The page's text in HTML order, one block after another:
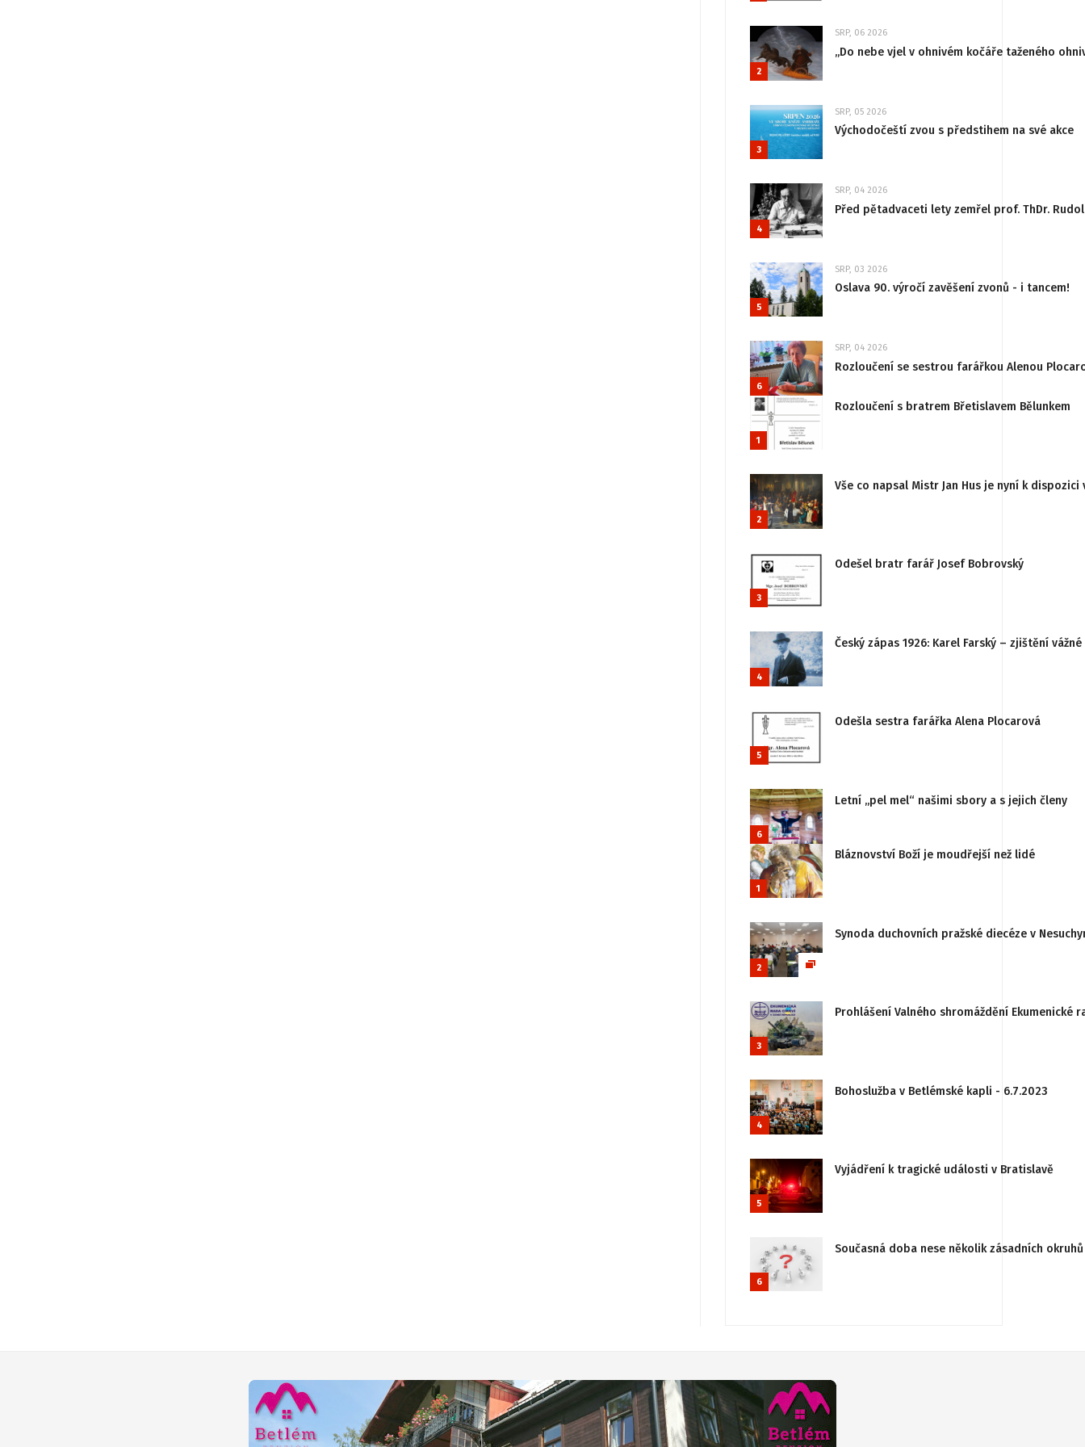
2
SRP, 06 2026
„Do nebe vjel v ohnivém kočáře taženého
3
SRP, 05 2026
Východočeští zvou s předstihem na své akce
4
SRP, 04 2026
Před pětadvaceti lety zemřel prof. ThDr.
5
SRP, 03 2026
Oslava 90. výročí zavěšení zvonů - i tancem!
6
SRP, 04 2026
Rozloučení se sestrou farářkou Alenou
1
Rozloučení s bratrem Břetislavem Bělunkem
2
Vše co napsal Mistr Jan Hus je nyní k
3
Odešel bratr farář Josef Bobrovský
4
Český zápas 1926: Karel Farský – zjištění
5
Odešla sestra farářka Alena Plocarová
6
Letní „pel mel“ našimi sbory a s jejich členy
1
Bláznovství Boží je moudřejší než lidé
2
Synoda duchovních pražské diecéze v
3
Prohlášení Valného shromáždění
4
Bohoslužba v Betlémské kapli - 6.7.2023
5
Vyjádření k tragické události v Bratislavě
6
Současná doba nese několik zásadních